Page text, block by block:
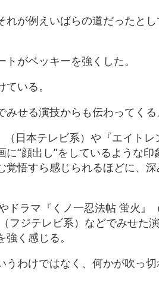
れが例えいばらの道だったと
がベッキーを強くした。
いる。
せる演技からも伝わってくる
日本テレビ系）や『エイト
“顔出し”をしているような
悟すら感じられるほどに、
ドラマ『くノ一忍法帖 蛍火』
フジテレビ系）などでみせた
く感じる。
わけではなく、何かが吹っ